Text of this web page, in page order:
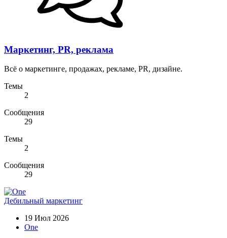
Маркетинг, PR, реклама
Всё о маркетинге, продажах, рекламе, PR, дизайне.
Темы
2
Сообщения
29
Темы
2
Сообщения
29
Дебильный маркетинг
19 Июл 2026
One